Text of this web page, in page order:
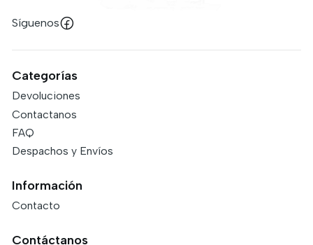
Síguenos
Categorías
Devoluciones
Contactanos
FAQ
Despachos y Envíos
Información
Contacto
Contáctanos